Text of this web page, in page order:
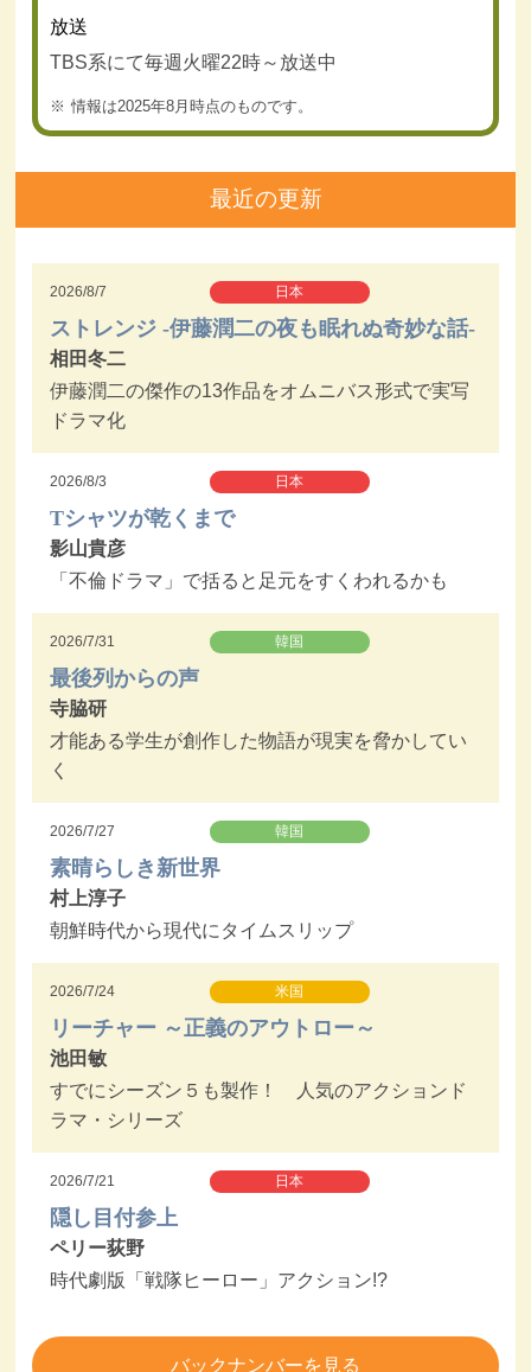
放送
TBS系にて毎週火曜22時～放送中
情報は2025年8月時点のものです。
最近の更新
2026/8/7 日本
ストレンジ -伊藤潤二の夜も眠れぬ奇妙な話-
相田冬二
伊藤潤二の傑作の13作品をオムニバス形式で実写
ドラマ化
2026/8/3 日本
Tシャツが乾くまで
影山貴彦
「不倫ドラマ」で括ると足元をすくわれるかも
2026/7/31 韓国
最後列からの声
寺脇研
才能ある学生が創作した物語が現実を脅かしてい
く
2026/7/27 韓国
素晴らしき新世界
村上淳子
朝鮮時代から現代にタイムスリップ
2026/7/24 米国
リーチャー ～正義のアウトロー～
池田敏
すでにシーズン５も製作！ 人気のアクションド
ラマ・シリーズ
2026/7/21 日本
隠し目付参上
ペリー荻野
時代劇版「戦隊ヒーロー」アクション!?
バックナンバーを見る